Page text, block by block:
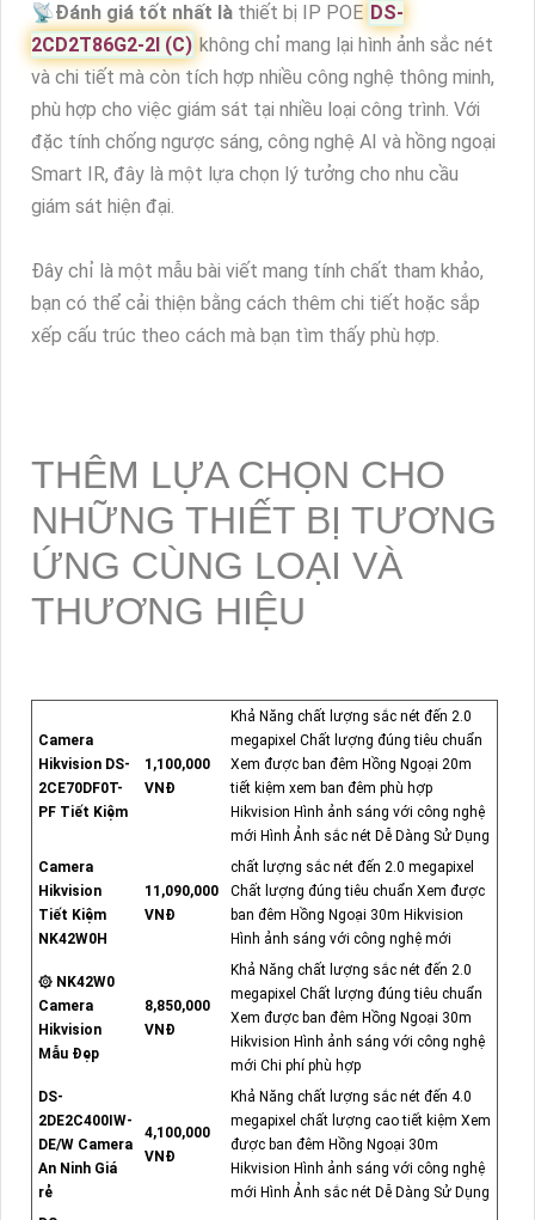
📡Đánh giá tốt nhất là thiết bị IP POE DS-
2CD2T86G2-2I (C) không chỉ mang lại hình ảnh sắc nét
và chi tiết mà còn tích hợp nhiều công nghệ thông minh,
phù hợp cho việc giám sát tại nhiều loại công trình. Với
đặc tính chống ngược sáng, công nghệ AI và hồng ngoại
Smart IR, đây là một lựa chọn lý tưởng cho nhu cầu
giám sát hiện đại.
Đây chỉ là một mẫu bài viết mang tính chất tham khảo,
bạn có thể cải thiện bằng cách thêm chi tiết hoặc sắp
xếp cấu trúc theo cách mà bạn tìm thấy phù hợp.
THÊM LỰA CHỌN CHO
NHỮNG THIẾT BỊ TƯƠNG
ỨNG CÙNG LOẠI VÀ
THƯƠNG HIỆU
Camera
Hikvision DS-
2CE70DF0T-
PF Tiết Kiệm
1,100,000
VNĐ
Khả Năng chất lượng sắc nét đến 2.0
megapixel Chất lượng đúng tiêu chuẩn
Xem được ban đêm Hồng Ngoại 20m
tiết kiệm xem ban đêm phù hợp
Hikvision Hình ảnh sáng với công nghệ
mới Hình Ảnh sắc nét Dễ Dàng Sử Dụng
Camera
Hikvision
Tiết Kiệm
NK42W0H
11,090,000
VNĐ
chất lượng sắc nét đến 2.0 megapixel
Chất lượng đúng tiêu chuẩn Xem được
ban đêm Hồng Ngoại 30m Hikvision
Hình ảnh sáng với công nghệ mới
۞ NK42W0
Camera
Hikvision
Mẫu Đẹp
8,850,000
VNĐ
Khả Năng chất lượng sắc nét đến 2.0
megapixel Chất lượng đúng tiêu chuẩn
Xem được ban đêm Hồng Ngoại 30m
Hikvision Hình ảnh sáng với công nghệ
mới Chi phí phù hợp
DS-
2DE2C400IW-
DE/W Camera
An Ninh Giá
rẻ
4,100,000
VNĐ
Khả Năng chất lượng sắc nét đến 4.0
megapixel chất lượng cao tiết kiệm Xem
được ban đêm Hồng Ngoại 30m
Hikvision Hình ảnh sáng với công nghệ
mới Hình Ảnh sắc nét Dễ Dàng Sử Dụng